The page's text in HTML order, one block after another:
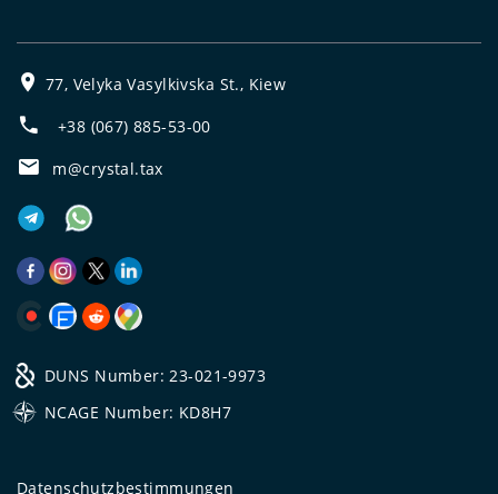
77, Velyka Vasylkivska St., Kiew
+38 (067) 885-53-00
m@crystal.tax
DUNS Number: 23-021-9973
NCAGE Number: KD8H7
Datenschutzbestimmungen